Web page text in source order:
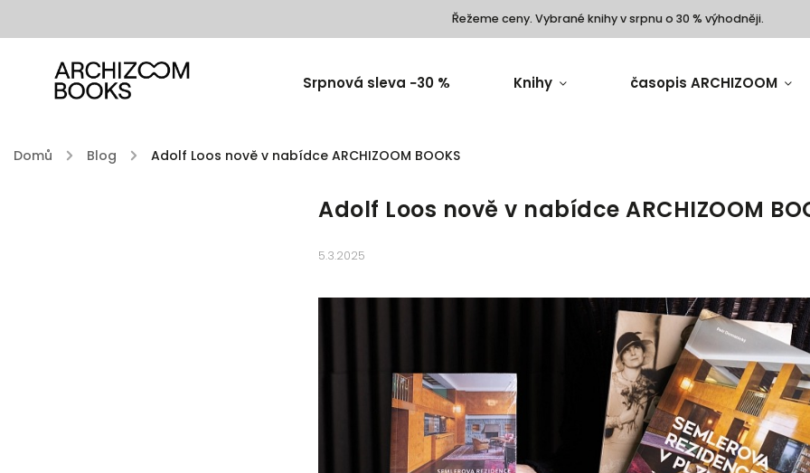
Řežeme ceny. Vybrané knihy v srpnu o 30 % výhodněji.
Srpnová sleva −30 % Knihy časopis ARCHIZOOM
Domů / Blog / Adolf Loos nově v nabídce ARCHIZOOM BOOKS
Adolf Loos nově v nabídce ARCHIZOOM
5.3.2025